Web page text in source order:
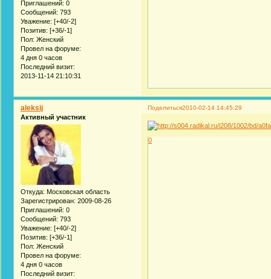
Приглашений: 0
Сообщений: 793
Уважение: [+40/-2]
Позитив: [+36/-1]
Пол: Женский
Провел на форуме:
4 дня 0 часов
Последний визит:
2013-11-14 21:10:31
Поделиться2010-02-14 14:45:29
aleksij
Активный участник
Откуда: Московская область
Зарегистрирован: 2009-08-26
Приглашений: 0
Сообщений: 793
Уважение: [+40/-2]
Позитив: [+36/-1]
Пол: Женский
Провел на форуме:
4 дня 0 часов
Последний визит:
0